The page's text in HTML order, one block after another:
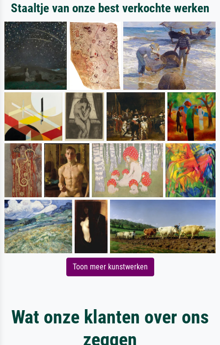
Staaltje van onze best verkochte werken
Toon meer kunstwerken
Wat onze klanten over ons
zeggen